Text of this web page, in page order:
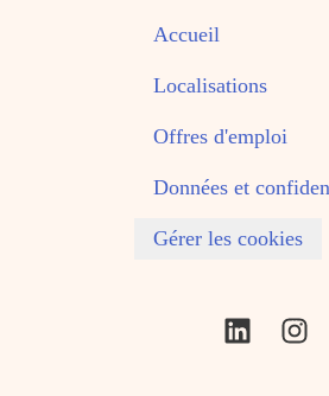
Accueil
Localisations
Offres d'emploi
Données et
Gérer les cookies